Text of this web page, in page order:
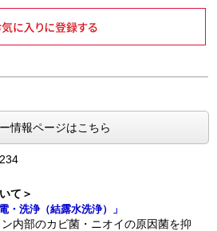
情報ページはこちら
て＞
・洗浄（結露水洗浄）」
内部のカビ菌・ニオイの原因菌を抑